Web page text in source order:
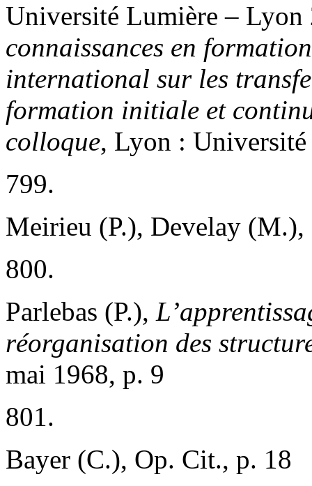
Université Lumière –
connaissances en
international sur les
formation initiale et
colloque, Lyon :
799.
Meirieu (P.), Develay
800.
Parlebas (P.),
réorganisation des
mai 1968, p. 9
801.
Bayer (C.), Op. Cit., p. 18